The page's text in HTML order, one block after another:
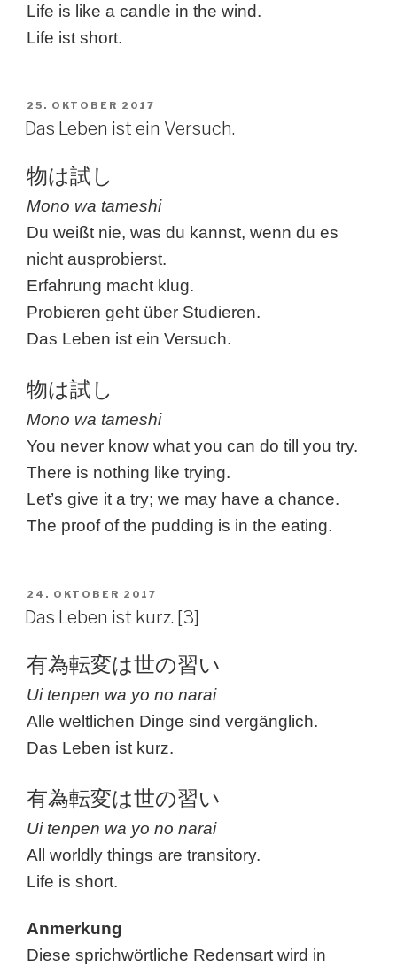
Life is like a candle in the wind.
Life ist short.
VERÖFFENTLICHT
AM
25. OKTOBER 2017
Das Leben ist ein Versuch.
物は試し
Mono wa tameshi
Du weißt nie, was du kannst, wenn du es
nicht ausprobierst.
Erfahrung macht klug.
Probieren geht über Studieren.
Das Leben ist ein Versuch.
物は試し
Mono wa tameshi
You never know what you can do till you try.
There is nothing like trying.
Let’s give it a try; we may have a chance.
The proof of the pudding is in the eating.
VERÖFFENTLICHT
AM
24. OKTOBER 2017
Das Leben ist kurz. [3]
有為転変は世の習い
Ui tenpen wa yo no narai
Alle weltlichen Dinge sind vergänglich.
Das Leben ist kurz.
有為転変は世の習い
Ui tenpen wa yo no narai
All worldly things are transitory.
Life is short.
Anmerkung
Diese sprichwörtliche Redensart wird in